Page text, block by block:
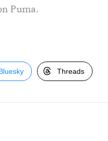
Puma.
Threads